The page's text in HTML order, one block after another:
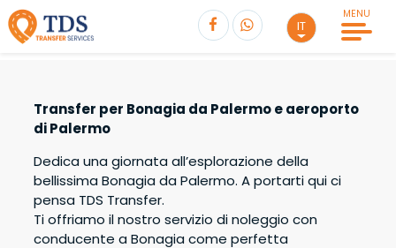
IT
MENU
Transfer per Bonagia da Palermo e aeroporto
di Palermo
Dedica una giornata all’esplorazione della
bellissima Bonagia da Palermo. A portarti qui ci
pensa TDS Transfer.
Ti offriamo il nostro servizio di noleggio con
conducente a Bonagia come perfetta
Seleziona Partenza
Seleziona una destinazione
Seleziona Escursione
Andata
Passeggeri0